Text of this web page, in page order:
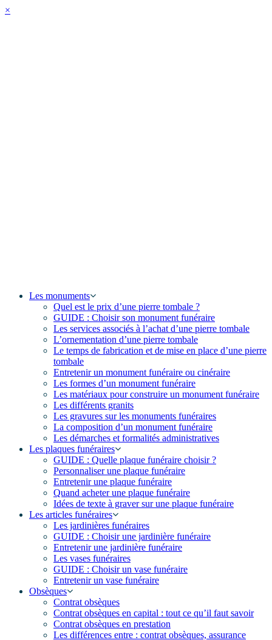
×
Les monuments
Quel est le prix d’une pierre tombale ?
GUIDE : Choisir son monument funéraire
Les services associés à l’achat d’une pierre tombale
L’ornementation d’une pierre tombale
Le temps de fabrication et de mise en place d’une pierre
tombale
Entretenir un monument funéraire ou cinéraire
Les formes d’un monument funéraire
Les matériaux pour construire un monument funéraire
Les différents granits
Les gravures sur les monuments funéraires
La composition d’un monument funéraire
Les démarches et formalités administratives
Les plaques funéraires
GUIDE : Quelle plaque funéraire choisir ?
Personnaliser une plaque funéraire
Entretenir une plaque funéraire
Quand acheter une plaque funéraire
Idées de texte à graver sur une plaque funéraire
Les articles funéraires
Les jardinières funéraires
GUIDE : Choisir une jardinière funéraire
Entretenir une jardinière funéraire
Les vases funéraires
GUIDE : Choisir un vase funéraire
Entretenir un vase funéraire
Obsèques
Contrat obsèques
Contrat obsèques en capital : tout ce qu’il faut savoir
Contrat obsèques en prestation
Les différences entre : contrat obsèques, assurance